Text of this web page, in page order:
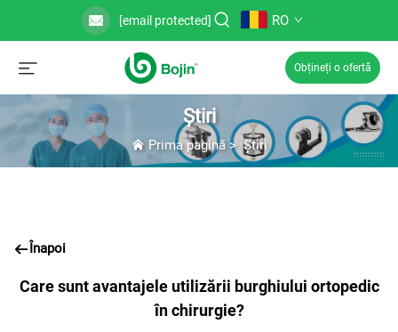
[email protected] RO
Obțineți o ofertă
Știri
Prima pagină>Știri
Înapoi
Care sunt avantajele utilizării burghiului ortopedic
în chirurgie?